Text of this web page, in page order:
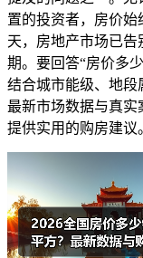
置的投资者，房价始
天，房地产市场已告
期。要回答“房价多
结合城市能级、地段
最新市场数据与真实
提供实用的购房建议